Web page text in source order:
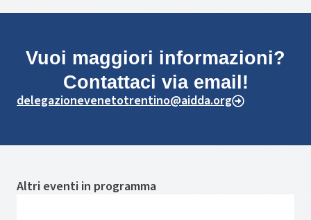
Vuoi maggiori informazioni?
Contattaci via email!
delegazionevenetotrentino@aidda.org
Altri eventi in programma